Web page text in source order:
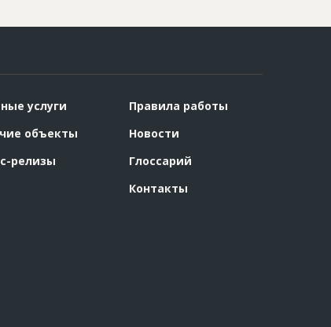
услуги
объекты
релизы
Правила работы
Новости
Глоссарий
Контакты